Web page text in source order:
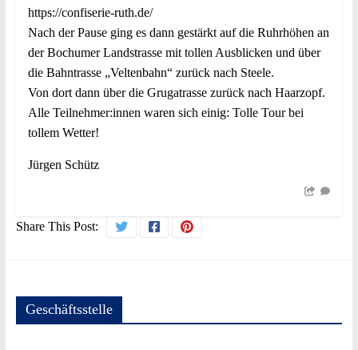
https://confiserie-ruth.de/
Nach der Pause ging es dann gestärkt auf die Ruhrhöhen an
der Bochumer Landstrasse mit tollen Ausblicken und über
die Bahntrasse „Veltenbahn“ zurück nach Steele.
Von dort dann über die Grugatrasse zurück nach Haarzopf.
Alle Teilnehmer:innen waren sich einig: Tolle Tour bei
tollem Wetter!
Jürgen Schütz
Share This Post:
Geschäftsstelle